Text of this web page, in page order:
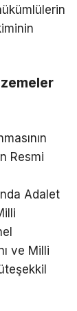
Resmi
Adalet
ve Milli